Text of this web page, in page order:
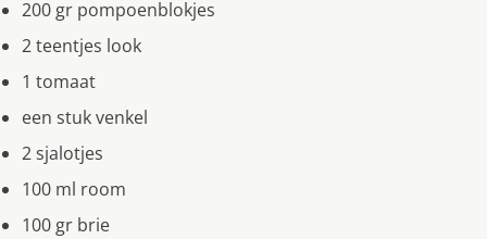
200 gr pompoenblokjes
2 teentjes look
1 tomaat
een stuk venkel
2 sjalotjes
100 ml room
100 gr brie